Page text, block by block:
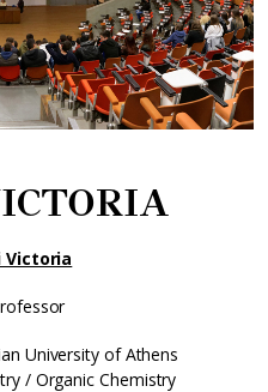
University of Athens
/ Organic Chemistry